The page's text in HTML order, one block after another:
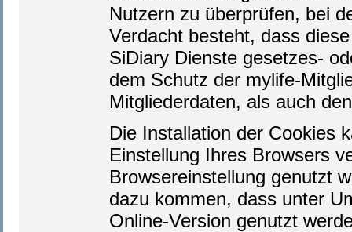
Nutzern zu überprüfen, bei
Verdacht besteht, dass
SiDiary Dienste gesetzes-
dem Schutz der mylife-
Mitgliederdaten, als auch
Die Installation der Cookies
Einstellung Ihres Browsers
Browsereinstellung genutzt
dazu kommen, dass unter
Online-Version genutzt